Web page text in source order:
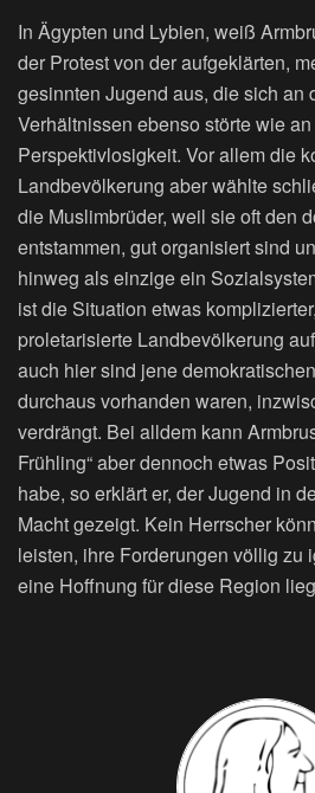
In Ägypten und Lybien, weiß
der Protest von der aufgeklärten,
gesinnten Jugend aus, die sich an
Verhältnissen ebenso störte wie
Perspektivlosigkeit. Vor allem die
Landbevölkerung aber wählte
die Muslimbrüder, weil sie oft den
entstammen, gut organisiert sind
hinweg als einzige ein
ist die Situation etwas
proletarisierte Landbevölkerung
auch hier sind jene
durchaus vorhanden waren,
verdrängt. Bei alldem kann
Frühling“ aber dennoch etwas
habe, so erklärt er, der Jugend in
Macht gezeigt. Kein Herrscher
leisten, ihre Forderungen völlig zu
eine Hoffnung für diese Region